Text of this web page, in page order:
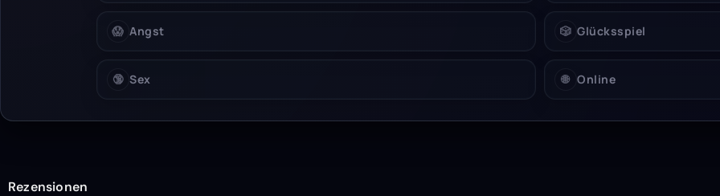
😱 Angst 🎲 Glücksspiel
🔞 Sex 🌐 Online
Rezensionen